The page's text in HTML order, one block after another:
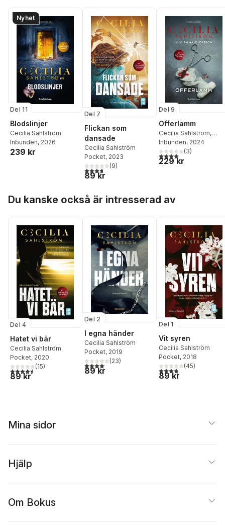
Nyhet
Del 11
Blodslinjer
Cecilia Sahlström
Inbunden, 2026
239 kr
Del 7
Flickan som
dansade
Cecilia Sahlström
Pocket, 2023
3,7utav 5 stjärnor. Totalt antal röster:
(9)
89 kr
Del 9
Offerlamm
Cecilia Sahlström,
Emma Olofsson
Inbunden, 2024
4,0utav 5 stjärnor.
(3)
229 kr
Du kanske också är intresserad av
Del 4
Hatet vi bär
Cecilia Sahlström
Pocket, 2020
4,5utav 5 stjärnor. Totalt antal röster:
(15)
89 kr
Del 2
I egna händer
Cecilia Sahlström
Pocket, 2019
4,1utav 5 stjärnor. Totalt antal röster:
(23)
89 kr
Del 1
Vit syren
Cecilia Sahlström
Pocket, 2018
3,9utav 5 stjärnor.
(45)
89 kr
Mina sidor
Hjälp
Om Bokus